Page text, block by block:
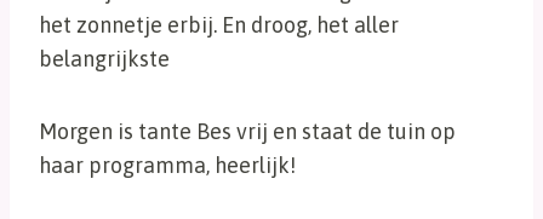
het zonnetje erbij. En droog, het aller
belangrijkste
Morgen is tante Bes vrij en staat de tuin op
haar programma, heerlijk!